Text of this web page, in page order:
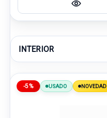
INTERIOR
-5% USADO NOVEDAD